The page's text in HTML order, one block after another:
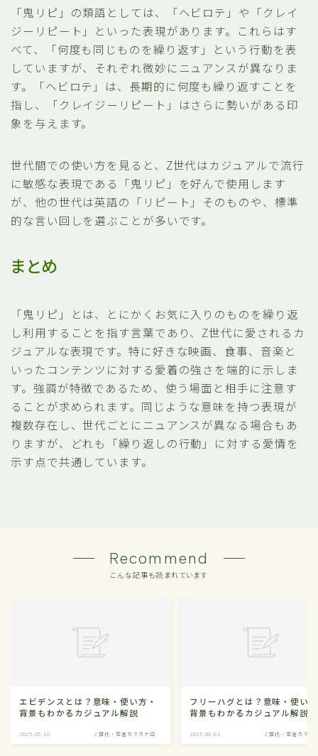
「鬼リピ」の類語としては、「ヘビロテ」や「クレイ
ジーリピート」といった表現があります。これらはす
べて、「何度も同じものを繰り返す」という行動を表
していますが、それぞれ微妙にニュアンスが異なりま
す。「ヘビロテ」は、長期的に何度も繰り返すことを
指し、「クレイジーリピート」はさらに勢いがある印
象を与えます。
世代間での使い方を見ると、Z世代はカジュアルで流行
に敏感な表現である「鬼リピ」を好んで使用します
が、他の世代は英語の「リピート」そのものや、標準
的な言い回しを選ぶことが多いです。
まとめ
「鬼リピ」とは、とにかくお気に入りのものを繰り返
し利用することを指す言葉であり、Z世代に愛されるカ
ジュアルな表現です。特に好きな映画、食事、音楽と
いったコンテンツに対する愛着の強さを端的に示しま
す。強調が特徴であるため、使う場面と相手に注意す
ることが求められます。同じような意味を持つ表現が
複数存在し、世代ごとにニュアンスが異なる場合もあ
りますが、どれも「繰り返しの行動」に対する愛情を
示す点で共通しています。
Recommend
こんな記事も読まれています
エビデンスとは？意味・使い方・
背景もわかるカジュアル解説
2025.05.10 Z世代・若者カタカナ語
フリーハグとは？意味・使い
背景もわかるカジュアル解説
2025.08.02 Z世代・若者カタカ